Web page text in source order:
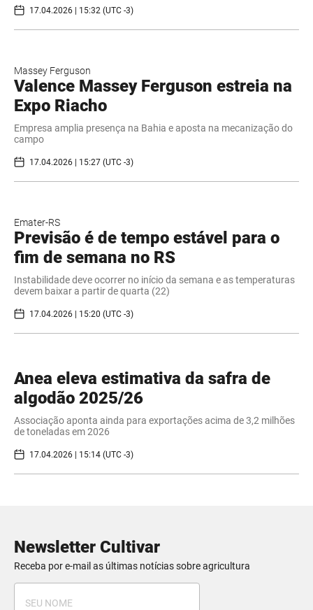
17.04.2026 | 15:32 (UTC -3)
Massey Ferguson
Valence Massey Ferguson estreia na
Expo Riacho
Empresa amplia presença na Bahia e aposta na mecanização do
campo
17.04.2026 | 15:27 (UTC -3)
Emater-RS
Previsão é de tempo estável para o
fim de semana no RS
Instabilidade deve ocorrer no início da semana e as temperaturas
devem baixar a partir de quarta (22)
17.04.2026 | 15:20 (UTC -3)
Anea eleva estimativa da safra de
algodão 2025/26
Associação aponta ainda para exportações acima de 3,2 milhões
de toneladas em 2026
17.04.2026 | 15:14 (UTC -3)
Newsletter Cultivar
Receba por e-mail as últimas notícias sobre agricultura